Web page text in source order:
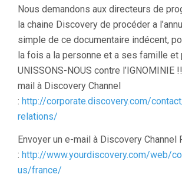
Nous demandons aux directeurs de
la chaine Discovery de procéder a
simple de ce documentaire indécent,
la fois a la personne et a ses famille et
UNISSONS-NOUS contre l’IGNOMINIE
mail à Discovery Channel
: http://corporate.discovery.com/
relations/
Envoyer un e-mail à Discovery Channel
: http://www.yourdiscovery.com/web/
us/france/